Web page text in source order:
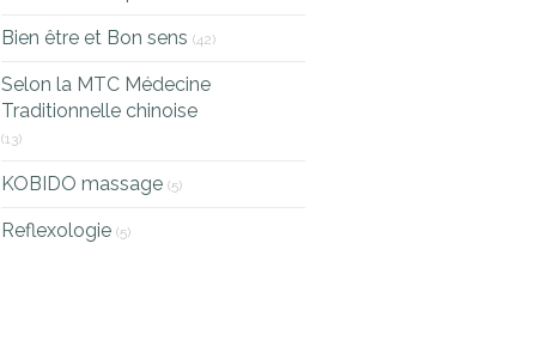
Bien être et Bon sens (42)
Selon la MTC Médecine
Traditionnelle chinoise
(13)
KOBIDO massage (5)
Reflexologie (5)